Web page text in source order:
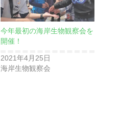
今年最初の海岸生物観察会を
開催！
2021年4月25日
海岸生物観察会